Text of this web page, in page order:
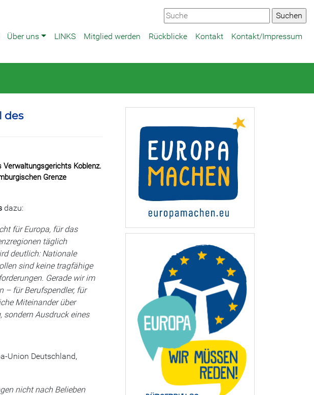
Über uns LINKS Mitglied werden Rückblicke Kontakt Kontakt/Impressum
des
Verwaltungsgerichts Koblenz.
Grenze
dazu:
für Europa, für das
täglich
deutlich: Nationale
sind keine tragfähige
Gerade wir im
– für Berufspendler, für
Miteinander über
sondern Ausdruck eines
Union Deutschland,
nicht nach Belieben